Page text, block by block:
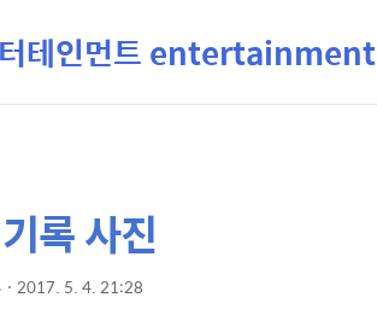
터테인먼트 entertainment
록 사진
2017. 5. 4. 21:28